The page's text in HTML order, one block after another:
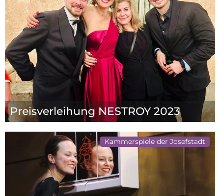
Preisverleihung NESTROY 2023
Kammerspiele der Josefstadt